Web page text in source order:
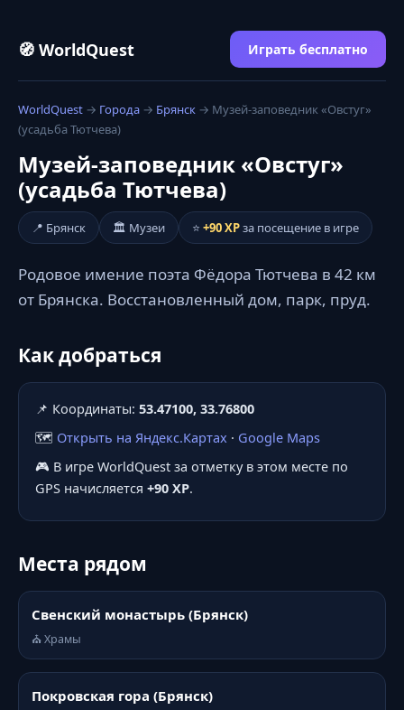
🧭 WorldQuest Играть бесплатно
WorldQuest → Города → Брянск → Музей-заповедник «Овстуг»
(усадьба Тютчева)
Музей-заповедник «Овстуг»
(усадьба Тютчева)
📍 Брянск 🏛️ Музеи ⭐ +90 XPза посещение в игре
Родовое имение поэта Фёдора Тютчева в 42 км
от Брянска. Восстановленный дом, парк, пруд.
Как добраться
📌 Координаты: 53.47100, 33.76800
🗺️ Открыть на Яндекс.Картах · Google Maps
🎮 В игре WorldQuest за отметку в этом месте по
GPS начисляется +90 XP.
Места рядом
Свенский монастырь (Брянск)
⛪ Храмы
Покровская гора (Брянск)